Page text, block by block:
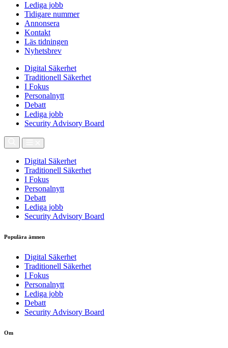
Lediga jobb
Tidigare nummer
Annonsera
Kontakt
Läs tidningen
Nyhetsbrev
Digital Säkerhet
Traditionell Säkerhet
I Fokus
Personalnytt
Debatt
Lediga jobb
Security Advisory Board
Digital Säkerhet
Traditionell Säkerhet
I Fokus
Personalnytt
Debatt
Lediga jobb
Security Advisory Board
Populära ämnen
Digital Säkerhet
Traditionell Säkerhet
I Fokus
Personalnytt
Lediga jobb
Debatt
Security Advisory Board
Om